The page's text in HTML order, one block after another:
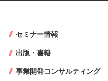
セミナー情報
出版・書籍
事業開発コンサルティング